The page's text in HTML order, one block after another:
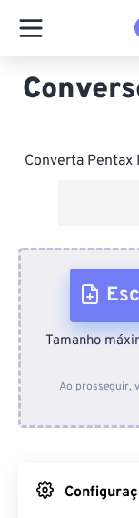
Converta Pentax
Tamanho
Ao prosseguir,